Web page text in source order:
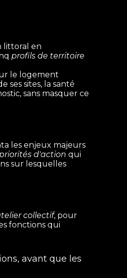
littoral en
profils de territoire
le logement
ses sites, la santé
sans masquer ce
les enjeux majeurs
d'action qui
sur lesquelles
collectif, pour
fonctions qui
avant que les